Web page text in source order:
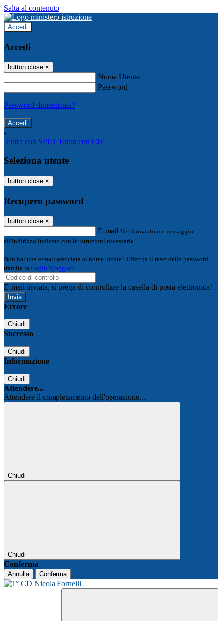
Salta al contenuto
Accedi
Accedi
button close ×
Nome Utente
Password
Password dimenticata?
-
Entra con SPID Entra con CIE
Seleziona utente
button close ×
Recupero password
button close ×
E-mail Verrà inviato un messaggio
all'indirizzo indicato con le istruzioni necessarie.
Non hai una e-mail associata al nome utente? Effettua il reset della password
tramite la Login Spaggiari
E-mail inviata, si prega di controllare la casella di posta elettronica!
Errore
Chiudi
Successo
Chiudi
Informazione
Chiudi
Attendere...
Attendere il completamento dell'operazione...
Chiudi
Chiudi
Conferma
Annulla Conferma